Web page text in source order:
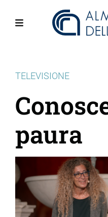
TELEVISIONE
paura